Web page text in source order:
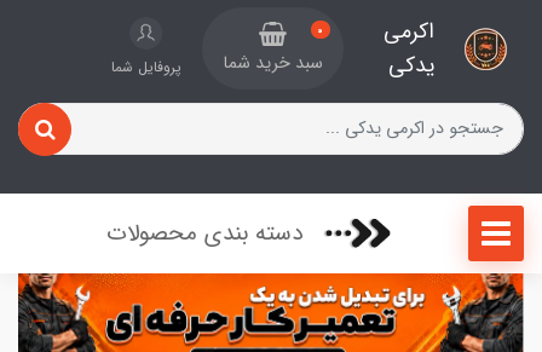
اکرمی
یدکی
0
سبد خرید شما پروفایل شما
دسته بندی محصولات